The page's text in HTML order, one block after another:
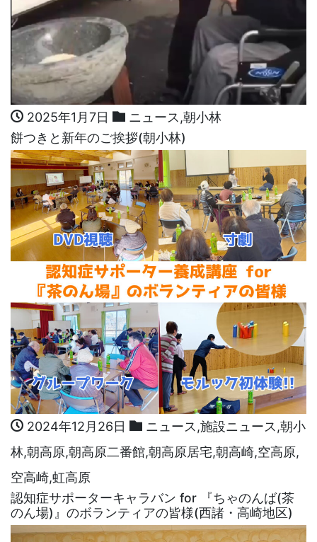
2025年1月7日 ニュース ,朝小林
餅つきと新年のご挨拶(朝小林)
2024年12月26日 ニュース ,施設ニュース ,朝小
林,朝高原,朝高原二番館,朝高原居宅,朝高崎,空高原,
空高崎,虹高原
認知症サポーターキャラバン for 『ちゃのんば(茶
のん場)』のボランティアの皆様(西諸・高崎地区)